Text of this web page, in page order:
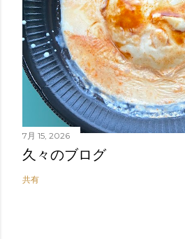
7月 15, 2026
久々のブログ
共有